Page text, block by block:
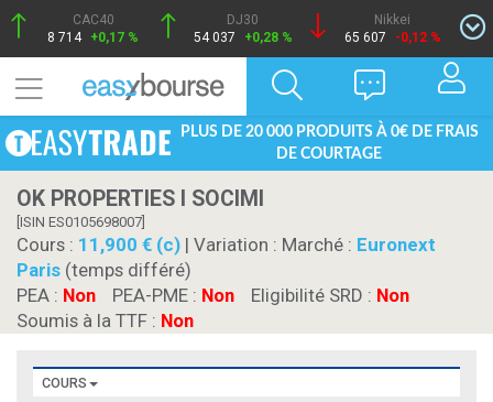
CAC40
8 714 +0,17 %
DJ30
54 037
+0,28 %
Nikkei
65 607
-0,12 %
PLUS DE 20 000 PRODUITS À 0€ DE FRAIS
DE COURTAGE
OK PROPERTIES I SOCIMI
[ISIN ES0105698007]
Cours : 11,900 € (c) | Variation : Marché : Euronext
Paris (temps différé)
PEA : Non PEA-PME : Non Eligibilité SRD : Non
Soumis à la TTF : Non
COURS